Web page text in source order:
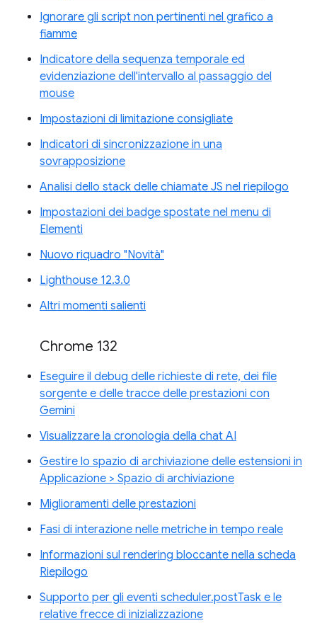
Ignorare gli script non pertinenti nel grafico a
fiamme
Indicatore della sequenza temporale ed
evidenziazione dell'intervallo al passaggio del
mouse
Impostazioni di limitazione consigliate
Indicatori di sincronizzazione in una
sovrapposizione
Analisi dello stack delle chiamate JS nel riepilogo
Impostazioni dei badge spostate nel menu di
Elementi
Nuovo riquadro "Novità"
Lighthouse 12.3.0
Altri momenti salienti
Chrome 132
Eseguire il debug delle richieste di rete, dei file
sorgente e delle tracce delle prestazioni con
Gemini
Visualizzare la cronologia della chat AI
Gestire lo spazio di archiviazione delle estensioni in
Applicazione > Spazio di archiviazione
Miglioramenti delle prestazioni
Fasi di interazione nelle metriche in tempo reale
Informazioni sul rendering bloccante nella scheda
Riepilogo
Supporto per gli eventi scheduler.postTask e le
relative frecce di inizializzazione